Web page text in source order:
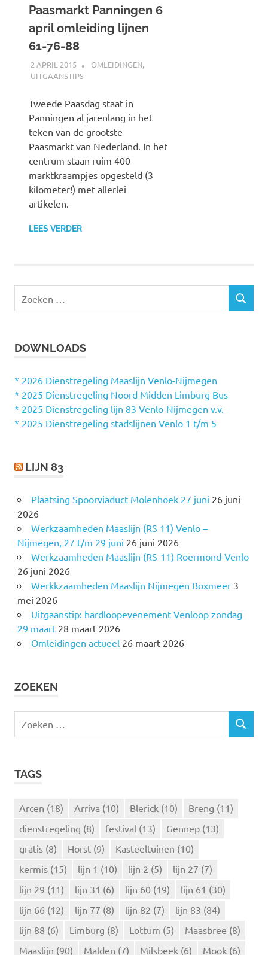
Paasmarkt Panningen 6
april omleiding lijnen
61-76-88
2 APRIL 2015 JOHAN
OMLEIDINGEN,
UITGAANSTIPS
Tweede Paasdag staat in
Panningen al jarenlang in het
teken van de grootste
Paasmarkt van Nederland. In het
centrum staan ruim 400
marktkraampjes opgesteld (3
kilometer!) met allerlei
artikelen.
LEES VERDER
e
n
a
a
r
Z
DOWNLOADS
* 2026 Dienstregeling Maaslijn Venlo-Nijmegen
* 2025 Dienstregeling Noord Midden Limburg Bus
* 2025 Dienstregeling lijn 83 Venlo-Nijmegen v.v.
* 2025 Dienstregeling stadslijnen Venlo 1 t/m 5
LIJN 83
Plaatsing Spoorviaduct Molenhoek 27 juni 26 juni
2026
Werkzaamheden Maaslijn (RS 11) Venlo –
Nijmegen, 27 t/m 29 juni 26 juni 2026
Werkzaamheden Maaslijn (RS-11) Roermond-Venlo
26 juni 2026
Werkkzaamheden Maaslijn Nijmegen Boxmeer 3
mei 2026
Uitgaanstip: hardloopevenement Venloop zondag
29 maart 28 maart 2026
Omleidingen actueel 26 maart 2026
ZOEKEN
e
Z
TAGS
Arcen (18) Arriva (10) Blerick (10) Breng (11)
dienstregeling (8) festival (13) Gennep (13)
gratis (8) Horst (9) Kasteeltuinen (10)
kermis (15) lijn 1 (10) lijn 2 (5) lijn 27 (7)
lijn 29 (11) lijn 31 (6) lijn 60 (19) lijn 61 (30)
lijn 66 (12) lijn 77 (8) lijn 82 (7) lijn 83 (84)
lijn 88 (6) Limburg (8) Lottum (5) Maasbree (8)
Maaslijn (90) Malden (7) Milsbeek (6) Mook (6)